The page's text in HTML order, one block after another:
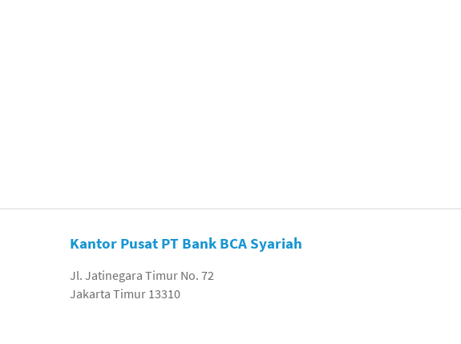
Kantor Pusat PT Bank BCA Syariah
Jl. Jatinegara Timur No. 72
Jakarta Timur 13310